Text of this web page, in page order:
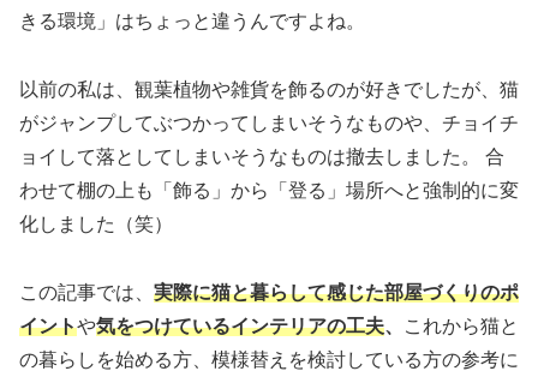
きる環境」はちょっと違うんですよね。
以前の私は、観葉植物や雑貨を飾るのが好きでしたが、猫
がジャンプしてぶつかってしまいそうなものや、チョイチ
ョイして落としてしまいそうなものは撤去しました。 合
わせて棚の上も「飾る」から「登る」場所へと強制的に変
化しました（笑）
この記事では、 実際に猫と暮らして感じた部屋づくりのポ
イントや気をつけているインテリアの工夫、
これから猫と
の暮らしを始める方、​​​模様替えを検討している方の参考に